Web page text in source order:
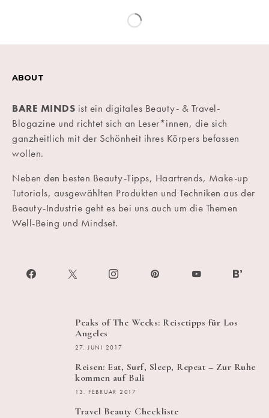
ABOUT
BARE MINDS ist ein digitales Beauty- & Travel-
Blogazine und richtet sich an Leser*innen, die sich
ganzheitlich mit der Schönheit ihres Körpers befassen
wollen.
Neben den besten Beauty-Tipps, Haartrends, Make-up
Tutorials, ausgewählten Produkten und Techniken aus der
Beauty-Industrie geht es bei uns auch um die Themen
Well-Being und Mindset.
Peaks of The Weeks: Reisetipps für Los
Angeles
27. JUNI 2017
Reisen: Eat, Surf, Sleep, Repeat – Zur Ruhe
kommen auf Bali
13. FEBRUAR 2017
Travel Beauty Checkliste